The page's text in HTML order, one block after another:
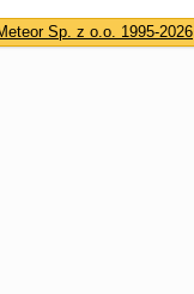
Sp. z o.o. 1995-2026